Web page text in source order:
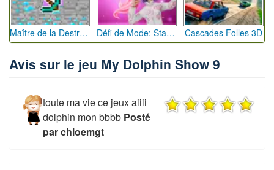
Maître de la Destruction: Fusion de Pioches Défi de Mode: Star du Podium Cascades Folles 3D
Avis sur le jeu My Dolphin Show 9
toute ma vie ce jeux aiiii
dolphin mon bbbb Posté
par chloemgt